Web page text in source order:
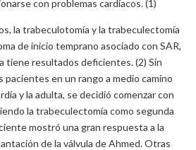
con problemas cardíacos. (1)
la trabeculotomía y la trabeculectomía
de inicio temprano asociado con SAR,
tiene resultados deficientes. (2) Sin
en un rango a medio camino
y la adulta, se decidió comenzar con
la trabeculectomía como segunda
mostró una gran respuesta a la
de la válvula de Ahmed. Otras